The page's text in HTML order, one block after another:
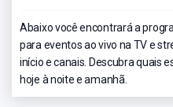
Abaixo você encontrará a
para eventos ao vivo na TV e
início e canais. Descubra quais
hoje à noite e amanhã.